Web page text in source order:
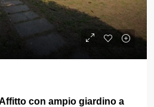
con ampio giardino a